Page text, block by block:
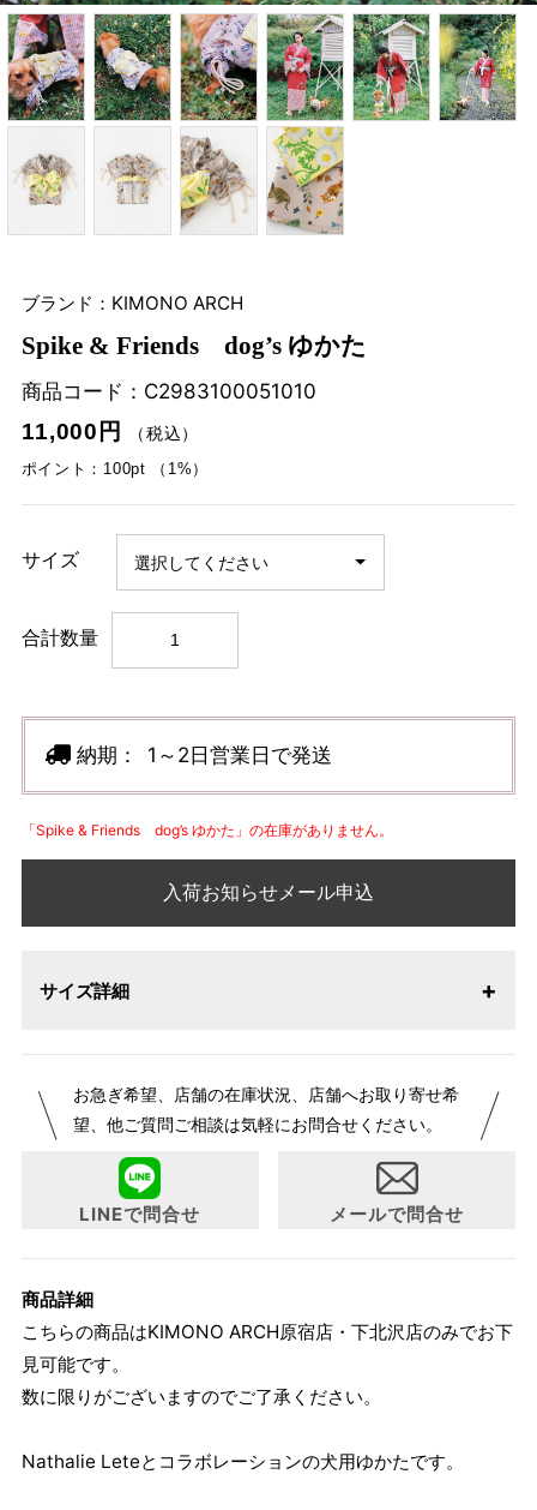
ブランド：KIMONO ARCH
Spike & Friends dog’s ゆかた
商品コード： C2983100051010
11,000円
（税込）
ポイント：100pt （1%）
サイズ
合計数量
納期： 1～2日営業日で発送
「Spike & Friends dog’s ゆかた」の在庫がありません。
入荷お知らせメール申込
サイズ詳細
お急ぎ希望、店舗の在庫状況、店舗へお取り寄せ希
望、他ご質問ご相談は気軽にお問合せください。
LINEで問合せ メールで問合せ
商品詳細
こちらの商品はKIMONO ARCH原宿店・下北沢店のみでお下
見可能です。
数に限りがございますのでご了承ください。
Nathalie Leteとコラボレーションの犬用ゆかたです。